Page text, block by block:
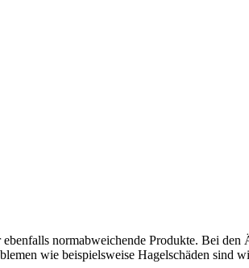
normabweichende Produkte. Bei
wie beispielsweise Hagelschäden sind